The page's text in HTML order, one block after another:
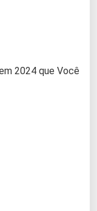
2024 que Você